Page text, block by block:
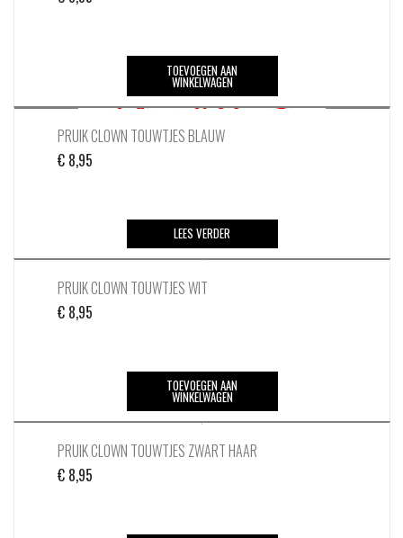
TOEVOEGEN AAN
WINKELWAGEN
PRUIK CLOWN TOUWTJES BLAUW
€ 8,95
LEES VERDER
PRUIK CLOWN TOUWTJES WIT
€ 8,95
TOEVOEGEN AAN
WINKELWAGEN
PRUIK CLOWN TOUWTJES ZWART HAAR
€ 8,95